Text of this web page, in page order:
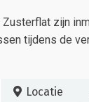
zijn
tijdens de
Locatie